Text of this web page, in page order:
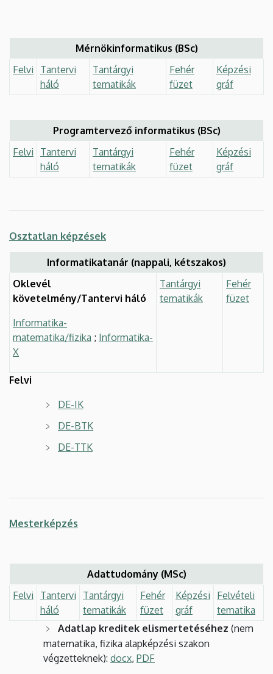
Mérnökinformatikus (BSc)
Felvi
Tantervi
háló
Tantárgyi
tematikák
Fehér
füzet
Képzési
gráf
Programtervező informatikus (BSc)
Felvi
Tantervi
háló
Tantárgyi
tematikák
Fehér
füzet
Képzési
gráf
Osztatlan képzések
Informatikatanár (nappali, kétszakos)
Oklevél
követelmény/Tantervi háló
Informatika-
matematika/fizika ; Informatika-
X
Tantárgyi
tematikák
Fehér
füzet
Felvi
DE-IK
DE-BTK
DE-TTK
Mesterképzés
Adattudomány (MSc)
Felvi
Tantervi
háló
Tantárgyi
tematikák
Fehér
füzet
Képzési
gráf
Felvételi
tematika
Adatlap kreditek elismertetéséhez (nem
matematika, fizika alapképzési szakon
végzetteknek): docx, PDF